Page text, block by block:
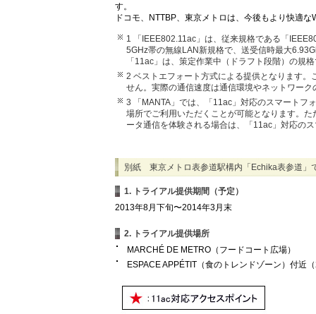
す。
ドコモ、NTTBP、東京メトロは、今後もより快適
1 「IEEE802.11ac」は、従来規格である「
5GHz帯の無線LAN新規格で、送受信時最大
「11ac」は、策定作業中（ドラフト段階）の規
2 ベストエフォート方式による提供となります
せん。実際の通信速度は通信環境やネットワー
3 「MANTA」では、「11ac」対応のスマートフ
場所でご利用いただくことが可能となります。
ータ通信を体験される場合は、「11ac」対応の
別紙 東京メトロ表参道駅構内「Echika表参道」
1. トライアル提供期間（予定）
2013年8月下旬〜2014年3月末
2. トライアル提供場所
MARCHÉ DE METRO（フードコート広場）
ESPACE APPÉTIT（食のトレンドゾーン）付近